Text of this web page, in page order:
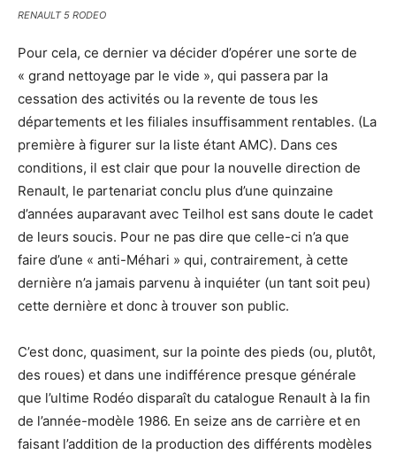
RENAULT 5 RODEO
Pour cela, ce dernier va décider d’opérer une sorte de
« grand nettoyage par le vide », qui passera par la
cessation des activités ou la revente de tous les
départements et les filiales insuffisamment rentables. (La
première à figurer sur la liste étant AMC). Dans ces
conditions, il est clair que pour la nouvelle direction de
Renault, le partenariat conclu plus d’une quinzaine
d’années auparavant avec Teilhol est sans doute le cadet
de leurs soucis. Pour ne pas dire que celle-ci n’a que
faire d’une « anti-Méhari » qui, contrairement, à cette
dernière n’a jamais parvenu à inquiéter (un tant soit peu)
cette dernière et donc à trouver son public.
C’est donc, quasiment, sur la pointe des pieds (ou, plutôt,
des roues) et dans une indifférence presque générale
que l’ultime Rodéo disparaît du catalogue Renault à la fin
de l’année-modèle 1986. En seize ans de carrière et en
faisant l’addition de la production des différents modèles